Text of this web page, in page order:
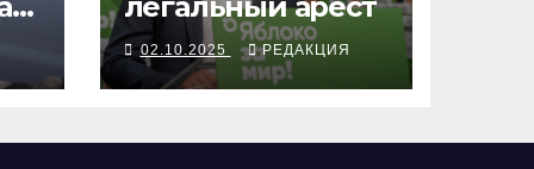
02.10.2025 РЕДАКЦИЯ